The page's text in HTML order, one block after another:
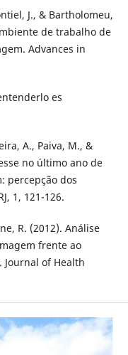
J., & Bartholomeu,
de trabalho de
Advances in
es
A., Paiva, M., &
no último ano de
percepção dos
1, 121-126.
R. (2012). Análise
frente ao
of Health